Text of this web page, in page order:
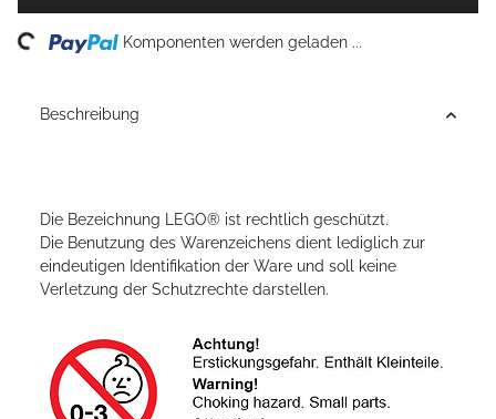
Komponenten werden geladen ...
Beschreibung
Die Bezeichnung LEGO® ist rechtlich geschützt.
Die Benutzung des Warenzeichens dient lediglich zur
eindeutigen Identifikation der Ware und soll keine
Verletzung der Schutzrechte darstellen.